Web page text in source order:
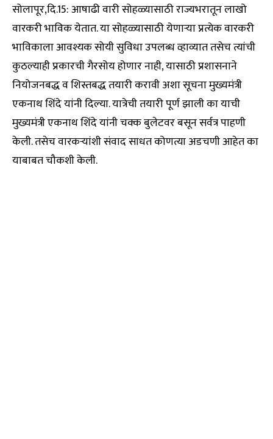
सोलापूर,दि.15: आषाढी वारी सोहळ्यासाठी राज्यभरातून लाखो
वारकरी भाविक येतात. या सोहळ्यासाठी येणाऱ्या प्रत्येक वारकरी
भाविकाला आवश्यक सोयी सुविधा उपलब्ध व्हाव्यात तसेच त्यांची
कुठल्याही प्रकारची गैरसोय होणार नाही, यासाठी प्रशासनाने
नियोजनबद्ध व शिस्तबद्ध तयारी करावी अशा सूचना मुख्यमंत्री
एकनाथ शिंदे यांनी दिल्या. यात्रेची तयारी पूर्ण झाली का याची
मुख्यमंत्री एकनाथ शिंदे यांनी चक्क बुलेटवर बसून सर्वत्र पाहणी
केली. तसेच वारकर्‍यांशी संवाद साधत कोणत्या अडचणी आहेत का
याबाबत चौकशी केली.